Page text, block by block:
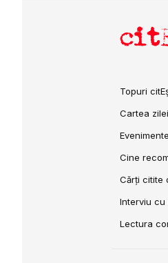
Topuri
Cartea zilei
Evenimente
Cine
Cărți citite
Interviu cu
Lectura